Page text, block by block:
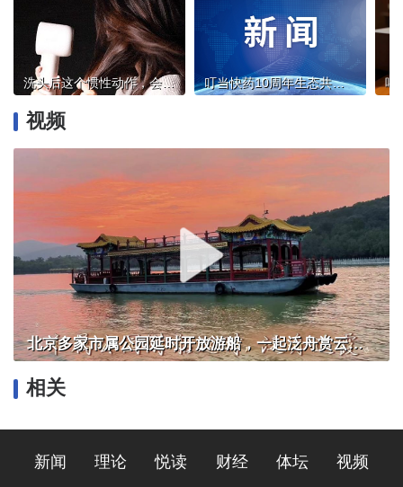
洗头后这个惯性动作，会加重脱发 ‌叮当快药10周年生态共赢大会：A-LL双轮驱动助力品牌药企释放增长动能
视频
北京多家市属公园延时开放游船，一起泛舟赏云霞！
相关
新闻 理论 悦读 财经 体坛 视频